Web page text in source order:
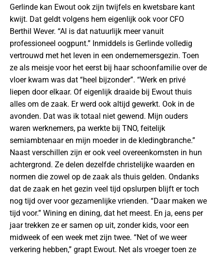
Gerlinde kan Ewout ook zijn twijfels en kwetsbare kant
kwijt. Dat geldt volgens hem eigenlijk ook voor CFO
Berthil Wever. “Al is dat natuurlijk meer vanuit
professioneel oogpunt.” Inmiddels is Gerlinde volledig
vertrouwd met het leven in een ondernemersgezin. Toen
ze als meisje voor het eerst bij haar schoonfamilie over de
vloer kwam was dat “heel bijzonder”. “Werk en privé
liepen door elkaar. Of eigenlijk draaide bij Ewout thuis
alles om de zaak. Er werd ook altijd gewerkt. Ook in de
avonden. Dat was ik totaal niet gewend. Mijn ouders
waren werknemers, pa werkte bij TNO, feitelijk
semiambtenaar en mijn moeder in de kledingbranche.”
Naast verschillen zijn er ook veel overeenkomsten in hun
achtergrond. Ze delen dezelfde christelijke waarden en
normen die zowel op de zaak als thuis gelden. Ondanks
dat de zaak en het gezin veel tijd opslurpen blijft er toch
nog tijd over voor gezamenlijke vrienden. “Daar maken we
tijd voor.” Wining en dining, dat het meest. En ja, eens per
jaar trekken ze er samen op uit, zonder kids, voor een
midweek of een week met zijn twee. “Net of we weer
verkering hebben,” grapt Ewout. Net als vroeger toen ze